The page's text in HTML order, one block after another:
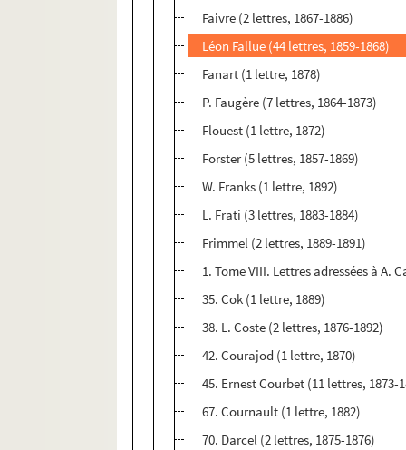
Faivre (2 lettres, 1867-1886)
Léon Fallue (44 lettres, 1859-1868)
Fanart (1 lettre, 1878)
P. Faugère (7 lettres, 1864-1873)
Flouest (1 lettre, 1872)
Forster (5 lettres, 1857-1869)
W. Franks (1 lettre, 1892)
L. Frati (3 lettres, 1883-1884)
Frimmel (2 lettres, 1889-1891)
1. Tome VIII. Lettres adressées à A.
35. Cok (1 lettre, 1889)
38. L. Coste (2 lettres, 1876-1892)
42. Courajod (1 lettre, 1870)
45. Ernest Courbet (11 lettres, 1873-
67. Cournault (1 lettre, 1882)
70. Darcel (2 lettres, 1875-1876)